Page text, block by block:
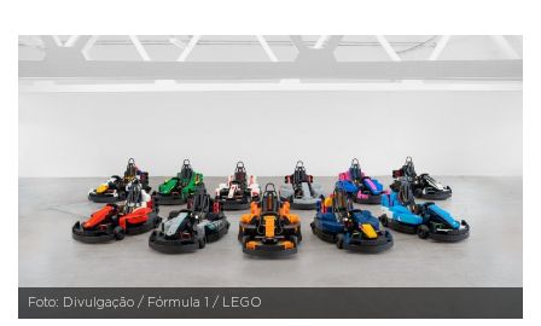
Foto: Divulgação / Fórmula 1 / LEGO